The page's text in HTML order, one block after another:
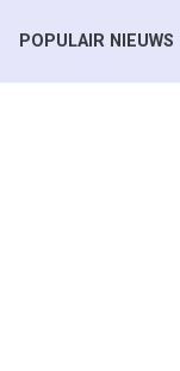
POPULAIR NIEUWS